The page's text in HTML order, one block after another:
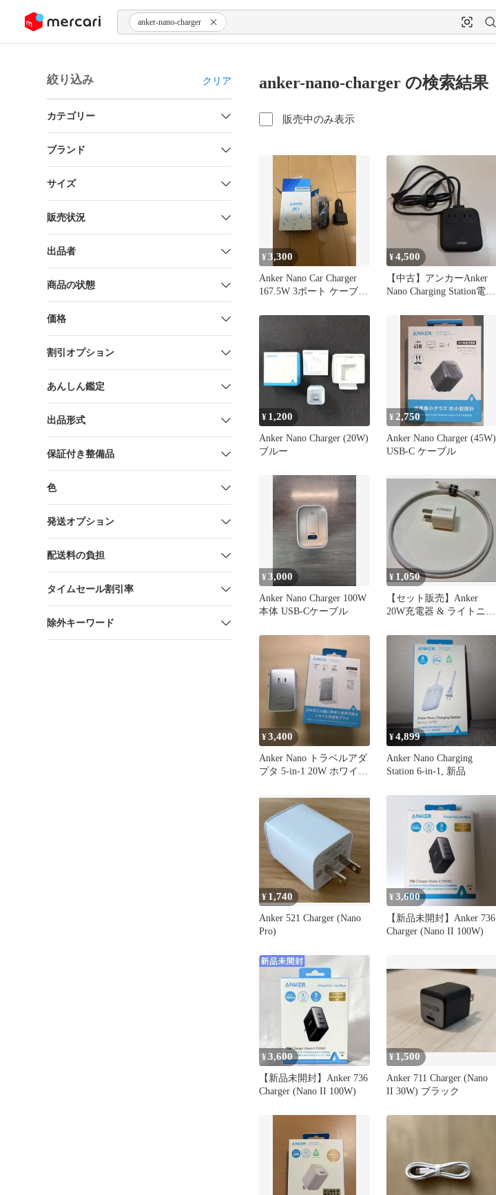
ツにスキップ anker-nano-charger
絞り込み クリア
カテゴリー
ブランド
サイズ
販売状況
出品者
商品の状態
価格
割引オプション
あんしん鑑定
出品形式
保証付き整備品
色
発送オプション
配送料の負担
タイムセール割引率
除外キーワード
anker-nano-charger の検索結果
販売中のみ表示
¥3,300
Anker Nano Car Charger
167.5W 3ポート ケーブル
¥4,500
【中古】アンカーAnker
Nano Charging Station電源
¥ 1,200
Anker Nano Charger (20W)
ブルー
¥ 2,750
Anker Nano Charger (45W)
USB-C ケーブル
¥3,000
Anker Nano Charger 100W
本体 USB-Cケーブル
¥ 1,050
【セット販売】Anker
20W充電器 & ライトニン
¥3,400
Anker Nano トラベルアダ
プタ 5-in-1 20W ホワイト
¥4,899
Anker Nano Charging
Station 6-in-1, 新品
¥ 1,740
Anker 521 Charger (Nano
Pro)
¥ 3,600
【新品未開封】Anker 736
Charger (Nano II 100W)
¥3,600
【新品未開封】Anker 736
Charger (Nano II 100W)
¥ 1,500
Anker 711 Charger (Nano
II 30W) ブラック